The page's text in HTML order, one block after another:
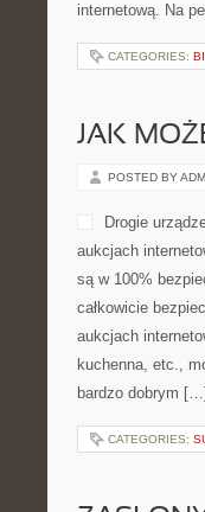
internetową. Na
CATEGORIES:
JAK
POSTED BY
Drogie
aukcjach
są w 100%
całkowicie
aukcjach
kuchenna, etc.,
bardzo dobrym […]
CATEGORIES: